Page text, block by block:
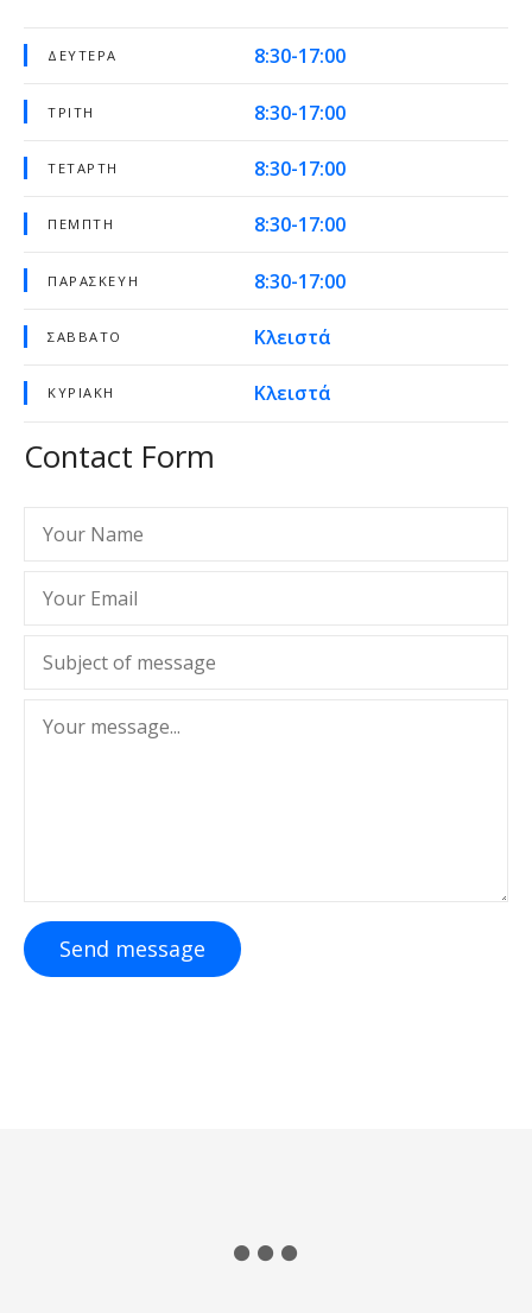
ΔΕΥΤΈΡΑ 8:30-17:00
ΤΡΊΤΗ 8:30-17:00
ΤΕΤΆΡΤΗ 8:30-17:00
ΠΈΜΠΤΗ 8:30-17:00
ΠΑΡΑΣΚΕΥΉ 8:30-17:00
ΣΆΒΒΑΤΟ Κλειστά
ΚΥΡΙΑΚΉ Κλειστά
Contact Form
Send message